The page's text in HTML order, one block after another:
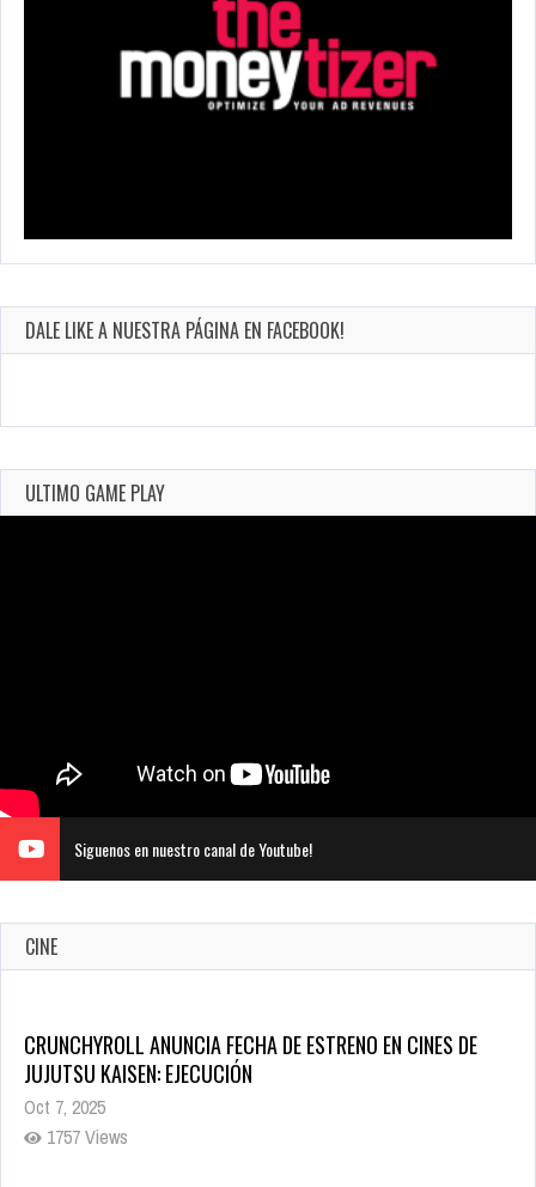
DALE LIKE A NUESTRA PÁGINA EN FACEBOOK!
ULTIMO GAME PLAY
Siguenos en nuestro canal de Youtube!
CINE
CRUNCHYROLL ANUNCIA FECHA DE ESTRENO EN CINES DE
JUJUTSU KAISEN: EJECUCIÓN
Oct 7, 2025
1757 Views